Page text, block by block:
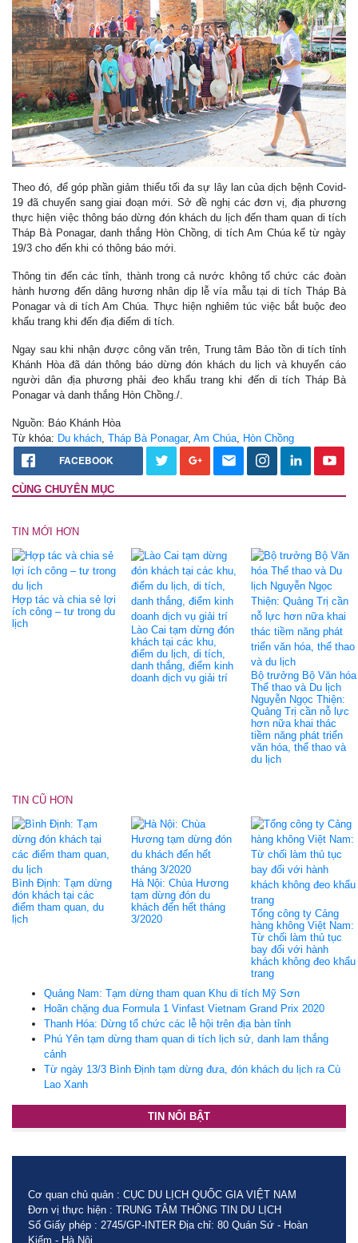
Theo đó, để góp phần giảm thiểu tối đa sự lây lan của dịch bệnh Covid-
19 đã chuyển sang giai đoạn mới. Sở đề nghị các đơn vị, địa phương
thực hiện việc thông báo dừng đón khách du lịch đến tham quan di tích
Tháp Bà Ponagar, danh thắng Hòn Chồng, di tích Am Chúa kể từ ngày
19/3 cho đến khi có thông báo mới.
Thông tin đến các tỉnh, thành trong cả nước không tổ chức các đoàn
hành hương đến dâng hương nhân dịp lễ vía mẫu tại di tích Tháp Bà
Ponagar và di tích Am Chúa. Thực hiện nghiêm túc việc bắt buộc đeo
khẩu trang khi đến địa điểm di tích.
Ngay sau khi nhận được công văn trên, Trung tâm Bảo tồn di tích tỉnh
Khánh Hòa đã dán thông báo dừng đón khách du lịch và khuyến cáo
người dân địa phương phải đeo khẩu trang khi đến di tích Tháp Bà
Ponagar và danh thắng Hòn Chồng./.
Nguồn: Báo Khánh Hòa
Từ khóa: Du khách Tháp Bà Ponagar, Am Chúa Hòn Chồng
FACEBOOK
CÙNG CHUYÊN MỤC
TIN MỚI HƠN
Hợp tác và chia sẻ lợi
ích công – tư trong du
lịch
Lào Cai tạm dừng đón
khách tại các khu,
điểm du lịch, di tích,
danh thắng, điểm kinh
doanh dịch vụ giải trí
Bộ trưởng Bộ Văn hóa
Thể thao và Du lịch
Nguyễn Ngọc Thiện:
Quảng Trị cần nỗ lực
hơn nữa khai thác
tiềm năng phát triển
văn hóa, thể thao và
du lịch
TIN CŨ HƠN
Bình Định: Tạm dừng
đón khách tại các
điểm tham quan, du
lịch
Hà Nội: Chùa Hương
tạm dừng đón du
khách đến hết tháng
3/2020
Tổng công ty Cảng
hàng không Việt Nam:
Từ chối làm thủ tục
bay đối với hành
khách không đeo khẩu
trang
Quảng Nam: Tạm dừng tham quan Khu di tích Mỹ Sơn
Hoãn chặng đua Formula 1 Vinfast Vietnam Grand Prix 2020
Thanh Hóa: Dừng tổ chức các lễ hội trên địa bàn tỉnh
Phú Yên tạm dừng tham quan di tích lịch sử, danh lam thắng
cảnh
Từ ngày 13/3 Bình Định tạm dừng đưa, đón khách du lịch ra Cù
Lao Xanh
TIN NỔI BẬT
Cơ quan chủ quản : CỤC DU LỊCH QUỐC GIA VIỆT NAM
Đơn vị thực hiện : TRUNG TÂM THÔNG TIN DU LỊCH
Số Giấy phép : 2745/GP-INTER Địa chỉ: 80 Quán Sứ - Hoàn
Kiếm - Hà Nội